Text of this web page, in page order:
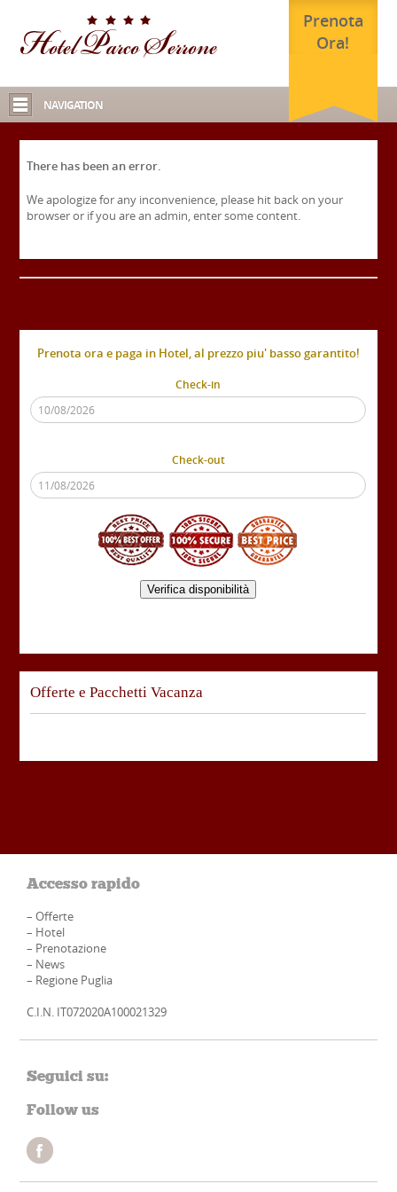
Prenota
Ora!
NAVIGATION
There has been an error.
We apologize for any inconvenience, please hit back on your
browser or if you are an admin, enter some content.
Prenota ora e paga in Hotel, al prezzo piu' basso garantito!
Check-in
Check-out
Verifica disponibilità
Offerte e Pacchetti Vacanza
Accesso rapido
–Offerte
– Hotel
– Prenotazione
– News
– Regione Puglia
C.I.N. IT072020A100021329
Seguici su:
Follow us